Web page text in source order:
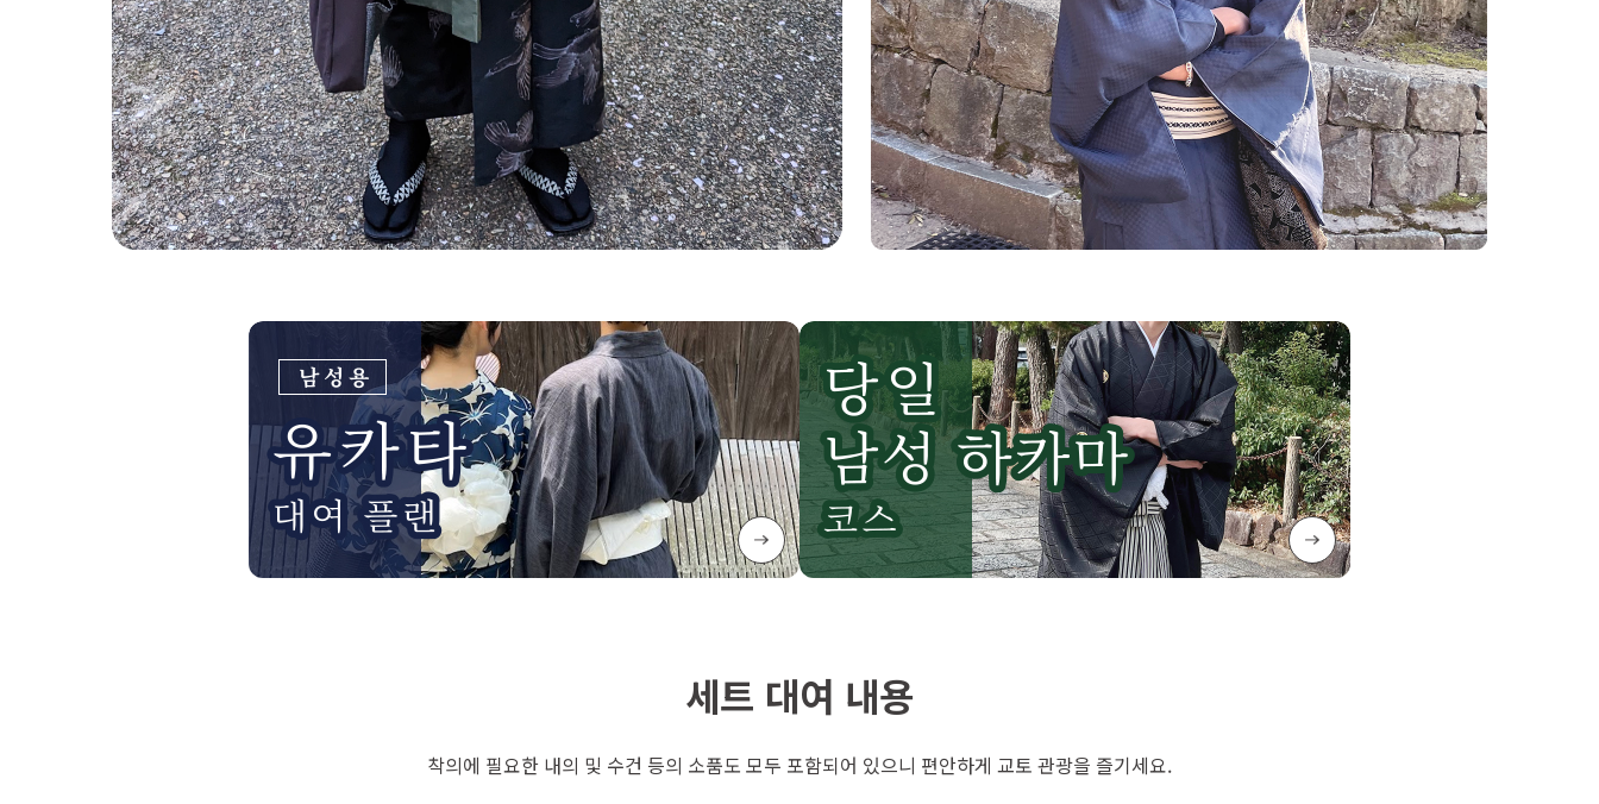
세트 대여 내용
착의에 필요한 내의 및 수건 등의 소품도 모두 포함되어 있으니 편안하게 교토 관광을 즐기세요.